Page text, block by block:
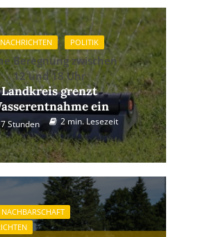
NACHRICHTEN POLITIK
Beregnung zwischen
12 und 18 Uhr
Landkreis grenzt
ein
Stunden 2 min. Lesezeit